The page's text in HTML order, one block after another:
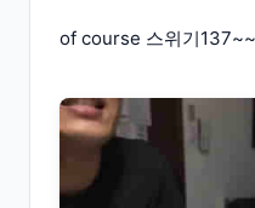
of course 스위기